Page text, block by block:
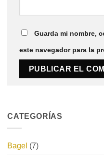
Guarda mi nombre,
este navegador para la
CATEGORÍAS
Bagel (7)